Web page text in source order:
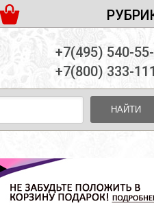
И ОПЛАТА
НАБОРЫ
НАБОРЫ
НАБОРЫ
ЛИЦОМ
+7(495) 540-
+7(800) 333-
НАЙТИ